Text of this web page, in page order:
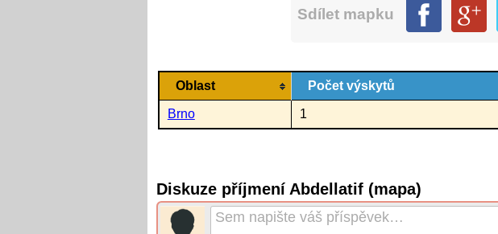
Sdílet mapku
Oblast Počet výskytů
Brno 1
Diskuze příjmení Abdellatif (mapa)